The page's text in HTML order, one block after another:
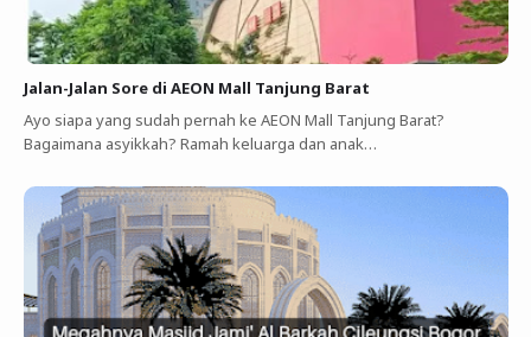
Jalan-Jalan Sore di AEON Mall Tanjung Barat
Ayo siapa yang sudah pernah ke AEON Mall Tanjung Barat?
Bagaimana asyikkah? Ramah keluarga dan anak…